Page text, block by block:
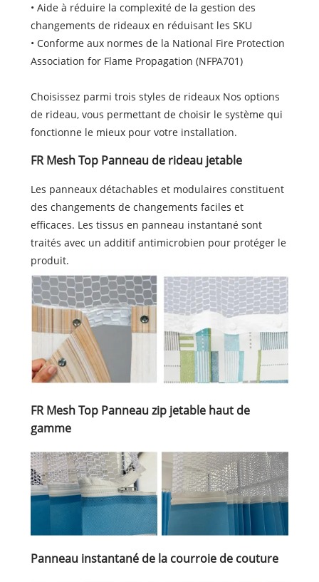
• Aide à réduire la complexité de la gestion des
changements de rideaux en réduisant les SKU
• Conforme aux normes de la National Fire Protection
Association for Flame Propagation (NFPA701)
Choisissez parmi trois styles de rideaux Nos options
de rideau, vous permettant de choisir le système qui
fonctionne le mieux pour votre installation.
FR Mesh Top Panneau de rideau jetable
Les panneaux détachables et modulaires constituent
des changements de changements faciles et
efficaces. Les tissus en panneau instantané sont
traités avec un additif antimicrobien pour protéger le
produit.
FR Mesh Top Panneau zip jetable haut de
gamme
Panneau instantané de la courroie de couture